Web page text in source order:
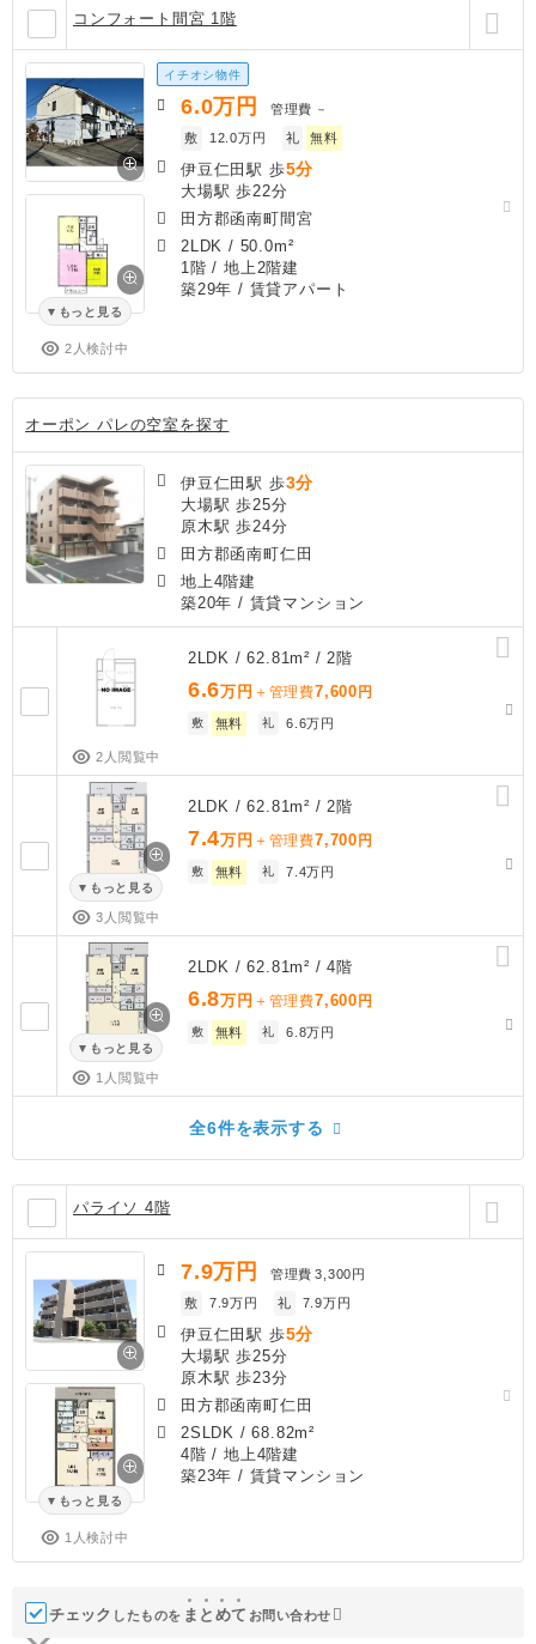
コンフォート間宮 1階
もっと見る
2人検討中
イチオシ物件
6.0万円 管理費 －
敷
12.0万円 礼 無料
伊豆仁田駅 歩5分
大場駅 歩22分
田方郡函南町間宮
2LDK / 50.0m²
1階 / 地上2階建
築29年 / 賃貸アパート
オーポン パレの空室を探す
伊豆仁田駅 歩3分
大場駅 歩25分
原木駅 歩24分
田方郡函南町仁田
地上4階建
築20年 / 賃貸マンション
2人閲覧中
2LDK / 62.81m² / 2階
6.6万円 ＋管理費7,600 円
敷 無料 礼 6.6万円
もっと見る
3人閲覧中
2LDK / 62.81m² / 2階
7.4万円 ＋管理費7,700 円
敷 無料 礼 7.4万円
もっと見る
1人閲覧中
2LDK / 62.81m² / 4階
6.8万円 ＋管理費7,600 円
敷 無料 礼 6.8万円
全6件を表示する
パライソ 4階
もっと見る
1人検討中
7.9万円 管理費 3,300円
敷
7.9万円 礼 7.9万円
伊豆仁田駅 歩5分
大場駅 歩25分
原木駅 歩23分
田方郡函南町仁田
2SLDK /68.82m²
4階 / 地上4階建
築23年 / 賃貸マンション
チェック したものを ま と めて お問い合わせ